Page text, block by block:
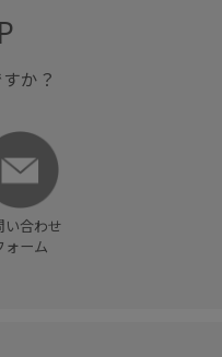
か？
い合わせ
ォーム